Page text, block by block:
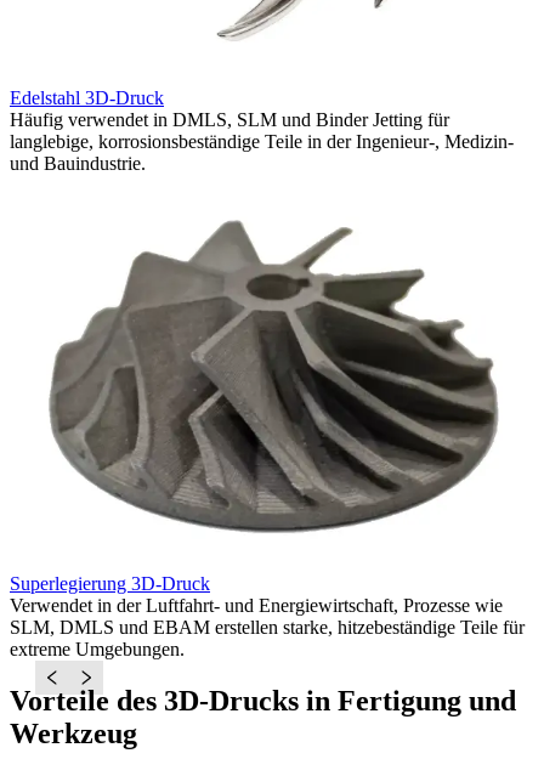
Edelstahl 3D-Druck
Häufig verwendet in DMLS, SLM und Binder Jetting für
langlebige, korrosionsbeständige Teile in der Ingenieur-, Medizin-
und Bauindustrie.
Superlegierung 3D-Druck
Verwendet in der Luftfahrt- und Energiewirtschaft, Prozesse wie
SLM, DMLS und EBAM erstellen starke, hitzebeständige Teile für
extreme Umgebungen.
Vorteile des 3D-Drucks in Fertigung und
Werkzeug